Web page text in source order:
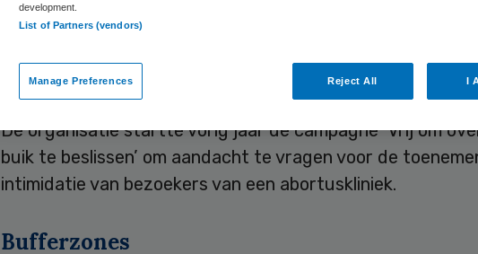
nog steeds geïntimideerd door anti-
Bovengrondse.
De organisatie startte vorig jaar de campagne ‘Vrij om
buik te beslissen’ om aandacht te vragen voor de
intimidatie van bezoekers van een abortuskliniek.
Bufferzones
development.
List of Partners (vendors)
Manage Preferences Reject All I